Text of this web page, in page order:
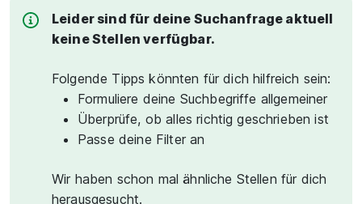
Leider sind für deine Suchanfrage aktuell
keine Stellen verfügbar.
Folgende Tipps könnten für dich hilfreich sein:
Formuliere deine Suchbegriffe allgemeiner
Überprüfe, ob alles richtig geschrieben ist
Passe deine Filter an
Wir haben schon mal ähnliche Stellen für dich
herausgesucht.